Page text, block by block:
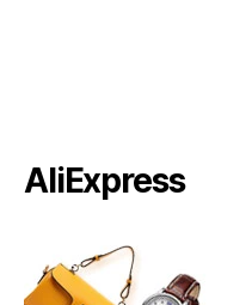
AliExpress